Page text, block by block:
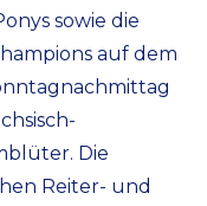
sowie die
auf dem
Die
Reiter- und